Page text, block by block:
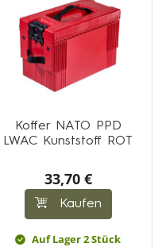
Koffer NATO PPD
LWAC Kunststoff ROT
33,70 €
Kaufen
Auf Lager 2 Stück